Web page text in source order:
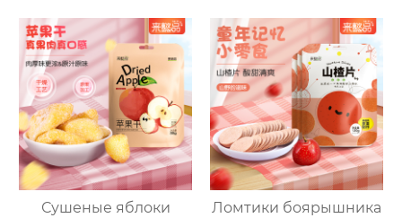
Сушеные яблоки Ломтики боярышника